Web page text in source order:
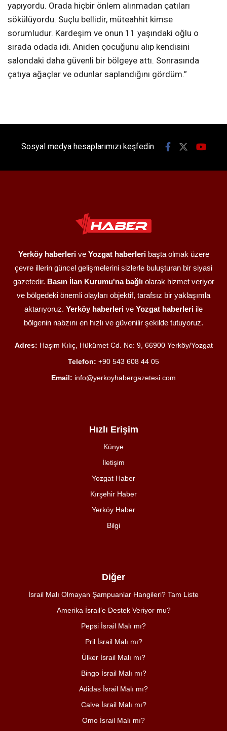
yapıyordu. Orada hiçbir önlem alınmadan çatıları
sökülüyordu. Suçlu bellidir, müteahhit kimse
sorumludur. Kardeşim ve onun 11 yaşındaki oğlu o
sırada odada idi. Aniden çocuğunu alıp kendisini
salondaki daha güvenli bir bölgeye attı. Sonrasında
çatıya ağaçlar ve odunlar saplandığını gördüm.”
Sosyal medya hesaplarımızı keşfedin
Yerköy haberlerive Yozgat haberleribaşta olmak üzere
çevre illerin güncel gelişmelerini sizlerle buluşturan bir siyasi
gazetedir. Basın İlan Kurumu'na bağlıolarak hizmet veriyor
ve bölgedeki önemli olayları objektif, tarafsız bir yaklaşımla
aktarıyoruz. Yerköy haberleri ve Yozgat haberleri ile
bölgenin nabzını en hızlı ve güvenilir şekilde tutuyoruz.
Adres: Haşim Kılıç, Hükümet Cd. No: 9, 66900 Yerköy/Yozgat
Telefon: +90 543 608 44 05
Email: info@yerkoyhabergazetesi.com
Hızlı Erişim
Künye
İletişim
Yozgat Haber
Kırşehir Haber
Yerköy Haber
Bilgi
Diğer
İsrail Malı Olmayan Şampuanlar Hangileri? Tam Liste
Amerika İsrail’e Destek Veriyor mu?
Pepsi İsrail Malı mı?
Pril İsrail Malı mı?
Ülker İsrail Malı mı?
Bingo İsrail Malı mı?
Adidas İsrail Malı mı?
Calve İsrail Malı mı?
Omo İsrail Malı mı?